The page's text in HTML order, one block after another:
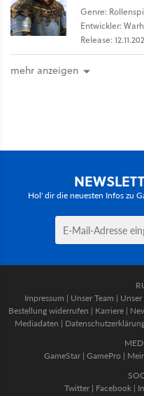
Genre:
Entwickler:
Release:
mehr anzeigen
Hol' dir die neuesten Infos zu
Impressum | Unser Team |
Bestellung widerrufen | Karriere |
Mediadaten |
GameStar| GamePro |
Twitter | Facebook |